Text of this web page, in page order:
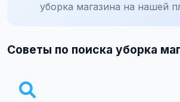
уборка магазина на нашей
Советы по поиска уборка